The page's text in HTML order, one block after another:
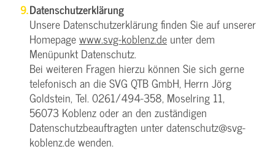
Datenschutzerklärung
Unsere Datenschutzerklärung finden Sie auf unserer
Homepagewww.svg-koblenz.de unter dem
Menüpunkt Datenschutz.
Bei weiteren Fragen hierzu können Sie sich gerne
telefonisch an die SVG QTB GmbH, Herrn Jörg
Goldstein, Tel. 0261/494-358, Moselring 11,
56073 Koblenz oder an den zuständigen
Datenschutzbeauftragten unter datenschutz@svg-
koblenz.de wenden.